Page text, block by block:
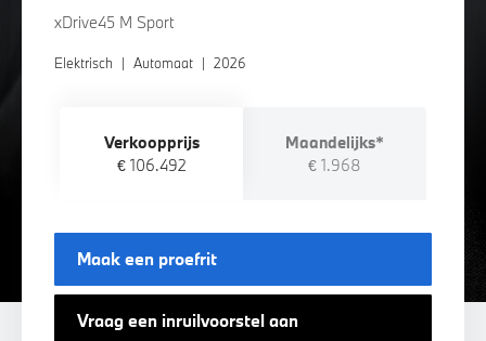
xDrive45 M Sport
Elektrisch | Automaat | 2026
Verkoopprijs
€ 106.492
Maandelijks*
€ 1.968
Maak een proefrit
Vraag een inruilvoorstel aan